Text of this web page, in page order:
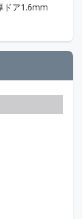
ア1.6mm